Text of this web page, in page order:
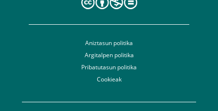
Aniztasun politika
Argitalpen politika
Pribatutasun politika
Cookieak